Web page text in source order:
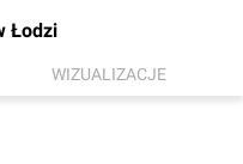
Łodzi
WIZUALIZACJE